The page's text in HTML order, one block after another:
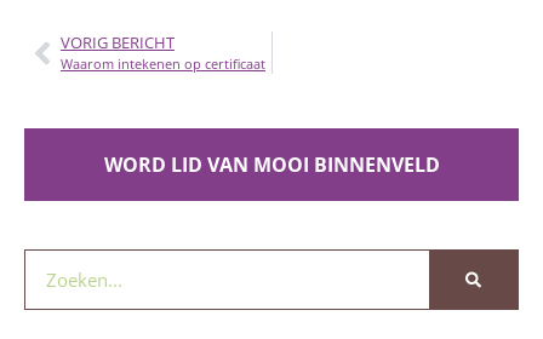
VORIG BERICHT
Waarom intekenen op certificaat
WORD LID VAN MOOI BINNENVELD